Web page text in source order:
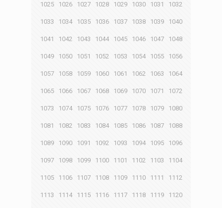
1025 1026 1027 1028 1029 1030 1031 1032
1033 1034 1035 1036 1037 1038 1039 1040
1041 1042 1043 1044 1045 1046 1047 1048
1049 1050 1051 1052 1053 1054 1055 1056
1057 1058 1059 1060 1061 1062 1063 1064
1065 1066 1067 1068 1069 1070 1071 1072
1073 1074 1075 1076 1077 1078 1079 1080
1081 1082 1083 1084 1085 1086 1087 1088
1089 1090 1091 1092 1093 1094 1095 1096
1097 1098 1099 1100 1101 1102 1103 1104
1105 1106 1107 1108 1109 1110 1111 1112
1113 1114 1115 1116 1117 1118 1119 1120